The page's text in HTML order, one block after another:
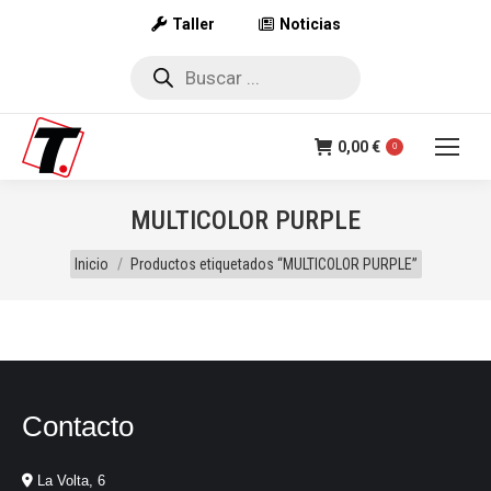
Taller Noticias
Búsqueda
0,00€ 0
MULTICOLOR PURPLE
Estás aquí:
Inicio Productos etiquetados “MULTICOLOR PURPLE”
Contacto
La Volta, 6